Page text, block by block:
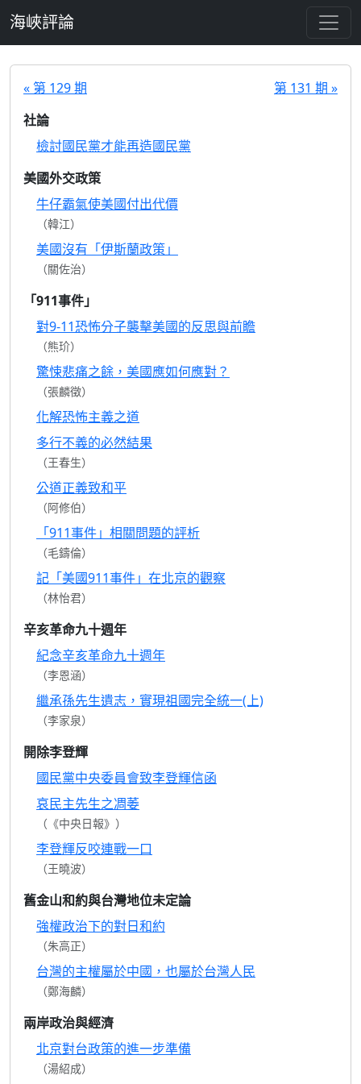
海峽評論
« 第 129 期
第 131 期 »
社論
檢討國民黨才能再造國民黨
美國外交政策
牛仔霸氣使美國付出代價
（韓江）
美國沒有「伊斯蘭政策」
（關佐治）
「911事件」
對9-11恐怖分子襲擊美國的反思與前瞻
（熊玠）
驚悚悲痛之餘，美國應如何應對？
（張麟徵）
化解恐怖主義之道
多行不義的必然結果
（王春生）
公道正義致和平
（阿修伯）
「911事件」相關問題的評析
（毛鑄倫）
記「美國911事件」在北京的觀察
（林怡君）
辛亥革命九十週年
紀念辛亥革命九十週年
（李恩涵）
繼承孫先生遺志，實現祖國完全統一(上)
（李家泉）
開除李登輝
國民黨中央委員會致李登輝信函
哀民主先生之凋萎
（《中央日報》）
李登輝反咬連戰一口
（王曉波）
舊金山和約與台灣地位未定論
強權政治下的對日和約
（朱高正）
台灣的主權屬於中國，也屬於台灣人民
（鄭海麟）
兩岸政治與經濟
北京對台政策的進一步準備
（湯紹成）